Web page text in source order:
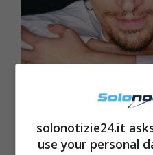
solonotizie24.it
use your personal